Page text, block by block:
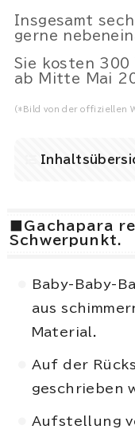
Insgesamt
gerne
Sie kosten 300
ab Mitte Mai
(*Bild von der offiziellen
■Gachapara
Schwerpunkt.
Baby-Baby-
aus
Material.
Auf der
geschrieben
Aufstellung